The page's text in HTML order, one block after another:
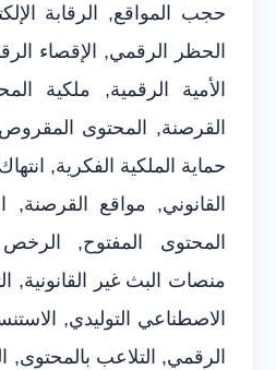
حجب المواقع, الرقابة
الحظر الرقمي, الإقصاء
الأمية الرقمية, ملكية
القرصنة, المحتوى
حماية الملكية الفكرية,
القانوني, مواقع
المحتوى المفتوح, الرخص
منصات البث غير القانونية,
الاصطناعي التوليدي,
الرقمي, التلاعب بالمحتوى,